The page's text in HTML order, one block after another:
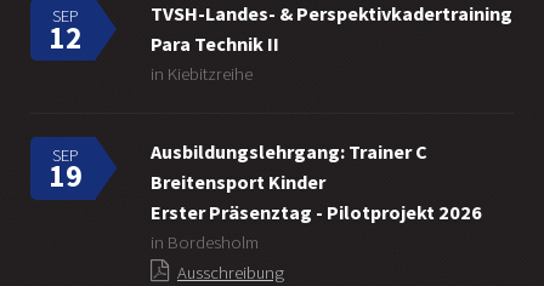
SEP
12
TVSH-Landes- & Perspektivkadertraining
Para Technik II
in Kiebitzreihe
SEP
19
Ausbildungslehrgang: Trainer C
Breitensport Kinder
Erster Präsenztag - Pilotprojekt 2026
in Bordesholm
Ausschreibung